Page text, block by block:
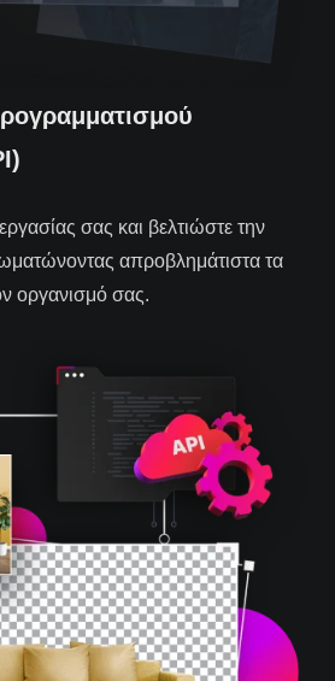
σας και βελτιώστε την
απροβλημάτιστα τα
οργανισμό σας.